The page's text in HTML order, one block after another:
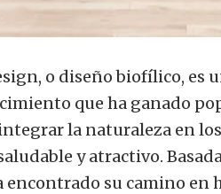
o diseño biofílico, es
que ha ganado
la naturaleza en
y atractivo.
encontrado su camino en